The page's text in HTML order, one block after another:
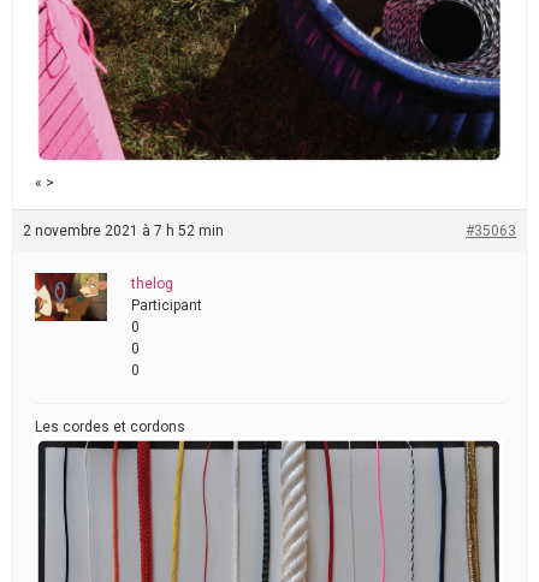
« >
2 novembre 2021 à 7 h 52 min #35063
thelog
Participant
0
0
0
Les cordes et cordons